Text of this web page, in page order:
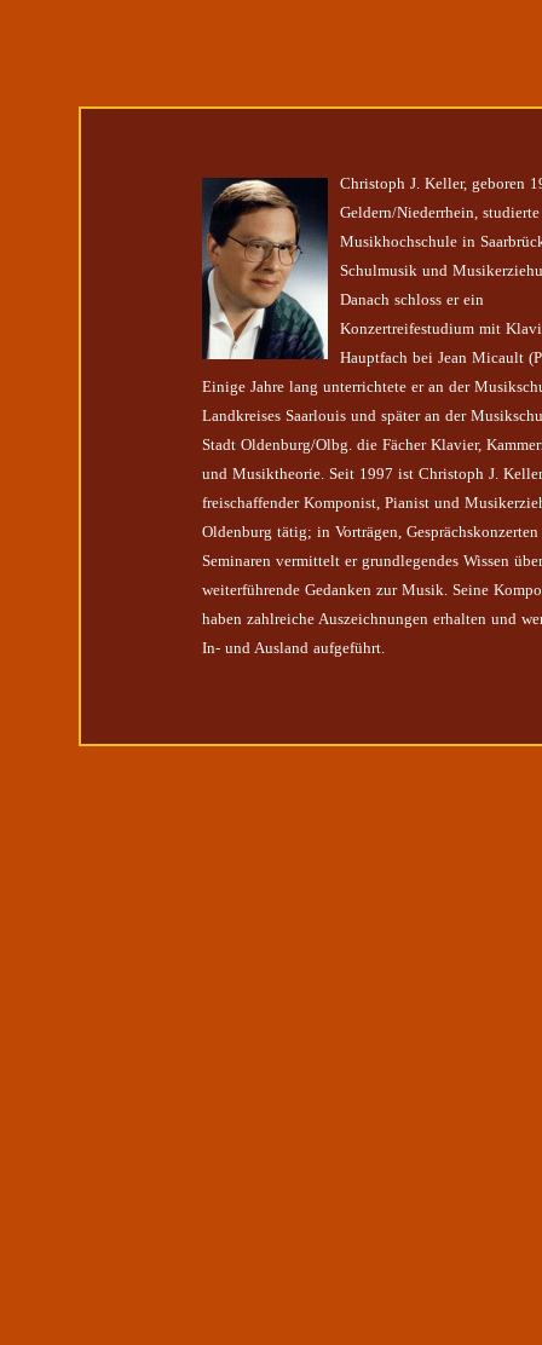
Christoph J. Keller, geboren
Geldern/Niederrhein,
Musikhochschule in
Schulmusik und
Danach schloss er ein
Konzertreifestudium mit
Hauptfach bei Jean Micault
Einige Jahre lang unterrichtete er an der
Landkreises Saarlouis und später an der
Stadt Oldenburg/Olbg. die Fächer Klavier,
und Musiktheorie. Seit 1997 ist Christoph J.
freischaffender Komponist, Pianist und
Oldenburg tätig; in Vorträgen,
Seminaren vermittelt er grundlegendes Wissen
weiterführende Gedanken zur Musik. Seine
haben zahlreiche Auszeichnungen erhalten und
In- und Ausland aufgeführt.